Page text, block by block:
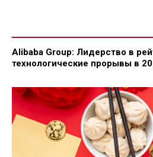
Alibaba Group: Лидерство в
технологические прорывы в